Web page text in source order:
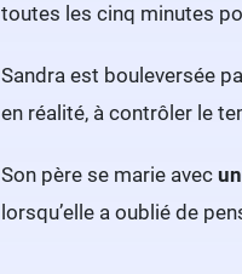
toutes les cinq minutes
Sandra est bouleversée
en réalité, à contrôler le
Son père se marie avec
lorsqu’elle a oublié de